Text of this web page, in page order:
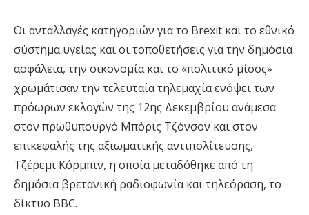
Οι ανταλλαγές κατηγοριών για το Brexit και το εθνικό
σύστημα υγείας και οι τοποθετήσεις για την δημόσια
ασφάλεια, την οικονομία και το «πολιτικό μίσος»
χρωμάτισαν την τελευταία τηλεμαχία ενόψει των
πρόωρων εκλογών της 12ης Δεκεμβρίου ανάμεσα
στον πρωθυπουργό Μπόρις Τζόνσον και στον
επικεφαλής της αξιωματικής αντιπολίτευσης,
Τζέρεμι Κόρμπιν, η οποία μεταδόθηκε από τη
δημόσια βρετανική ραδιοφωνία και τηλεόραση, το
δίκτυο BBC.